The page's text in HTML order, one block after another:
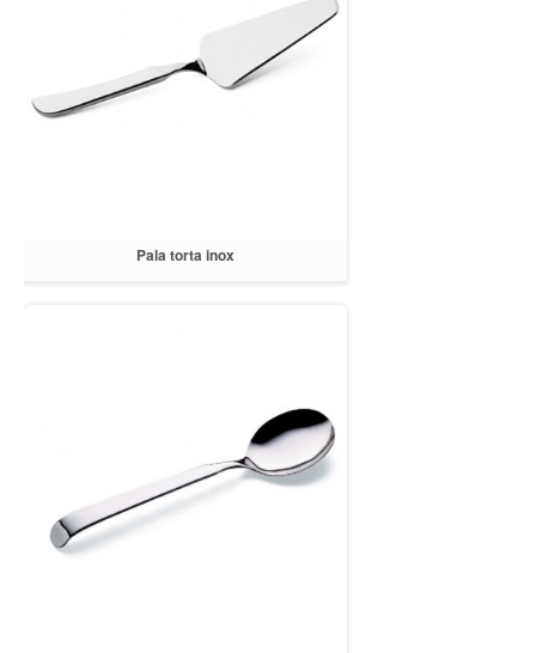
Pala torta inox